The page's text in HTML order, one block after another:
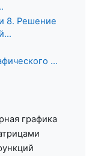
8. Решение
...
графика